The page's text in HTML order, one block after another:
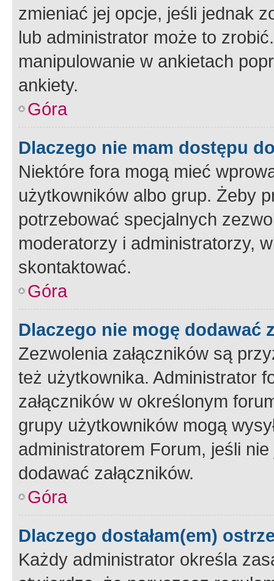
zmieniać jej opcje, jeśli jednak
lub administrator może to
manipulowanie w ankietach
ankiety.
Góra
Dlaczego nie mam dostępu
Niektóre fora mogą mieć
użytkowników albo grup. Żeby
potrzebować specjalnych
moderatorzy i administratorzy,
skontaktować.
Góra
Dlaczego nie mogę dodawać
Zezwolenia załączników są
też użytkownika. Administrator
załączników w określonym
grupy użytkowników mogą
administratorem Forum, jeśli
dodawać załączników.
Góra
Dlaczego dostałam(em)
Każdy administrator określa